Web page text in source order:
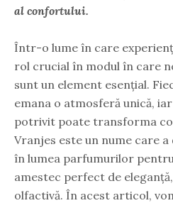
al confortului.
Într-o lume în care
rol crucial în modul în care
sunt un element esențial.
emana o atmosferă unică,
potrivit poate transforma
Vranjes este un nume care
în lumea parfumurilor
amestec perfect de
olfactivă. În acest articol,